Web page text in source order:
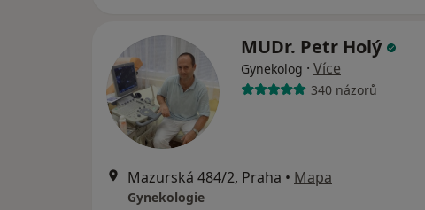
MUDr. Petr Holý
Gynekolog · Více
340 názorů
Mazurská 484/2, Praha • Mapa
Gynekologie